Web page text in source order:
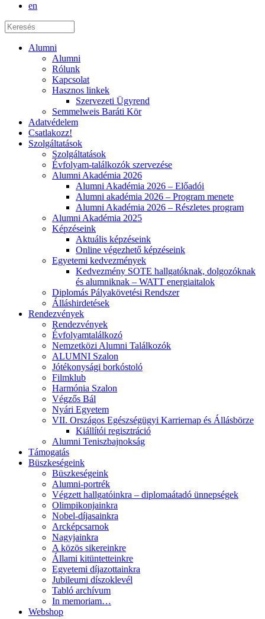
en
Alumni
Alumni
Rólunk
Kapcsolat
Hasznos linkek
Szervezeti Ügyrend
Semmelweis Baráti Kör
Adatvédelem
Csatlakozz!
Szolgáltatások
Szolgáltatások
Évfolyam-találkozók szervezése
Alumni Akadémia 2026
Alumni Akadémia 2026 – Előadói
Alumni akadémia 2026 – Program menete
Alumni Akadémia 2026 – Részletes program
Alumni Akadémia 2025
Képzéseink
Aktuális képzéseink
Online végezhető képzéseink
Egyetemi kedvezmények
Kedvezmény SOTE hallgatóknak, dolgozóknak
és alumniknak – WATT energiaitalok
Diplomás Pályakövetési Rendszer
Álláshirdetések
Rendezvények
Rendezvények
Évfolyamtalálkozó
Nemzetközi Alumni Találkozók
ALUMNI Szalon
Jótékonysági borkóstoló
Filmklub
Harmónia Szalon
Végzős Bál
Nyári Egyetem
VII. Országos Egészségügyi Karriernap és Állásbörze
Kiállítói regisztráció
Alumni Teniszbajnokság
Támogatás
Büszkeségeink
Büszkeségeink
Alumni-portrék
Végzett hallgatóinkra – diplomaátadó ünnepségek
Olimpikonjainkra
Nobel-díjasainkra
Arcképcsarnok
Nagyjainkra
A közös sikereinkre
Állami kitüntetteinkre
Egyetemi díjazottainkra
Jubileumi díszoklevél
Tabló archívum
In memoriam…
Webshop